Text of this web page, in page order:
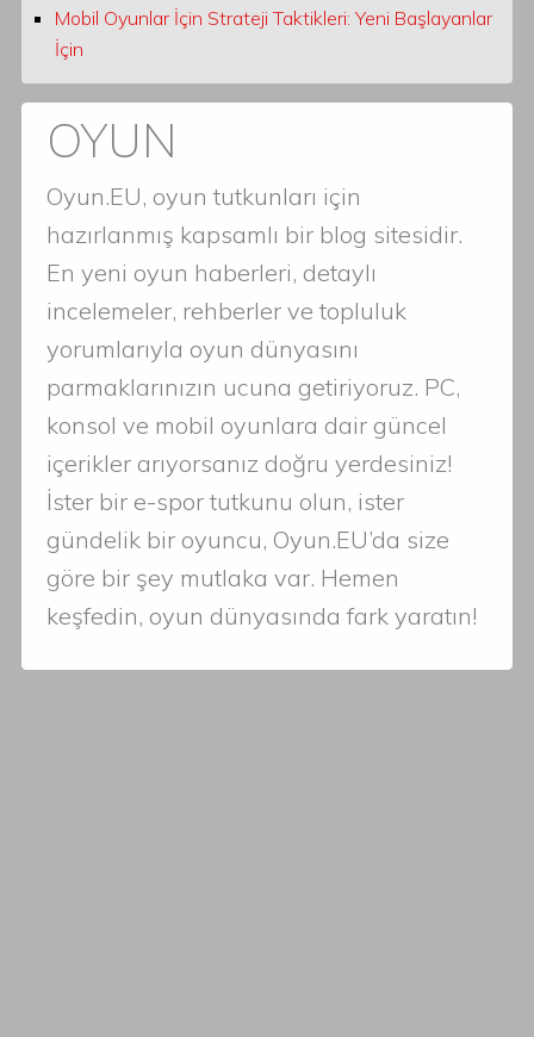
Mobil Oyunlar İçin Strateji Taktikleri: Yeni Başlayanlar
İçin
OYUN
Oyun.EU, oyun tutkunları için
hazırlanmış kapsamlı bir blog sitesidir.
En yeni oyun haberleri, detaylı
incelemeler, rehberler ve topluluk
yorumlarıyla oyun dünyasını
parmaklarınızın ucuna getiriyoruz. PC,
konsol ve mobil oyunlara dair güncel
içerikler arıyorsanız doğru yerdesiniz!
İster bir e-spor tutkunu olun, ister
gündelik bir oyuncu, Oyun.EU’da size
göre bir şey mutlaka var. Hemen
keşfedin, oyun dünyasında fark yaratın!